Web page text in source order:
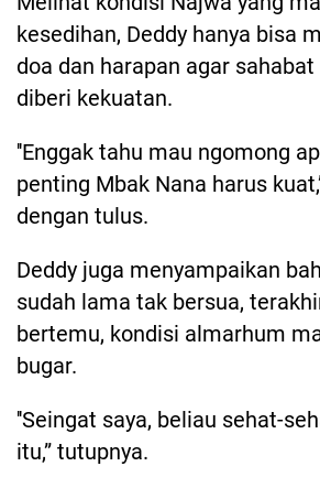
kesedihan, Deddy hanya bisa
doa dan harapan agar
diberi kekuatan.
''Enggak tahu mau ngomong
penting Mbak Nana harus
dengan tulus.
Deddy juga menyampaikan
sudah lama tak bersua,
bertemu, kondisi almarhum
bugar.
''Seingat saya, beliau sehat-
itu,” tutupnya.